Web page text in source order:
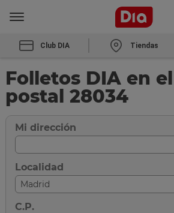
Club DIA Tiendas
Folletos DIA en
postal 28034
Mi dirección
Localidad
C.P.